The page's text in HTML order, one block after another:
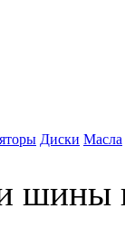
Диски Масла
шины